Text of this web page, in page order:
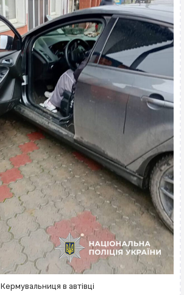
Кермувальниця в автівці